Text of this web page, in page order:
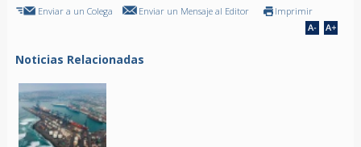
Enviar a un Colega Enviar un Mensaje al Editor Imprimir
Noticias Relacionadas